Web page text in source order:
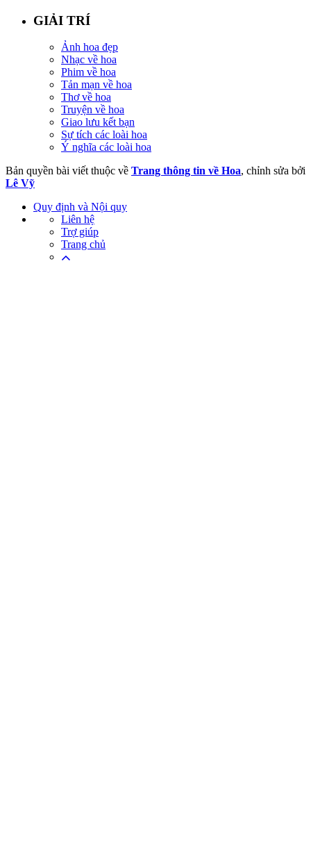
GIẢI TRÍ
Ảnh hoa đẹp
Nhạc về hoa
Phim về hoa
Tản mạn về hoa
Thơ về hoa
Truyện về hoa
Giao lưu kết bạn
Sự tích các loài hoa
Ý nghĩa các loài hoa
Bản quyền bài viết thuộc về Trang thông tin về Hoa, chỉnh sửa bởi
Lê Vỹ
Quy định và Nội quy
Liên hệ
Trợ giúp
Trang chủ